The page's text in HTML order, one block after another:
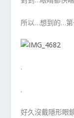
所以…想到的…
.
.
好久沒戴隱形眼